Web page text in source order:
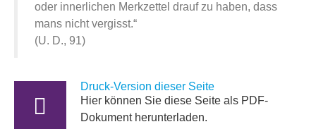
oder innerlichen Merkzettel drauf zu haben, dass
mans nicht vergisst.“
(U. D., 91)
Druck-Version dieser Seite
Hier können Sie diese Seite als PDF-
Dokument herunterladen.